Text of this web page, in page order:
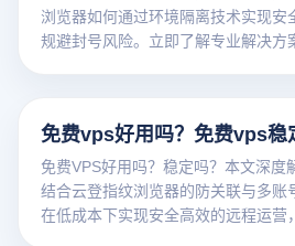
浏览器如何通过环境隔离技术实现安
规避封号风险。立即了解专业解决方
免费vps好用吗？免费vps稳
免费VPS好用吗？稳定吗？本文深度
结合云登指纹浏览器的防关联与多账
在低成本下实现安全高效的远程运营